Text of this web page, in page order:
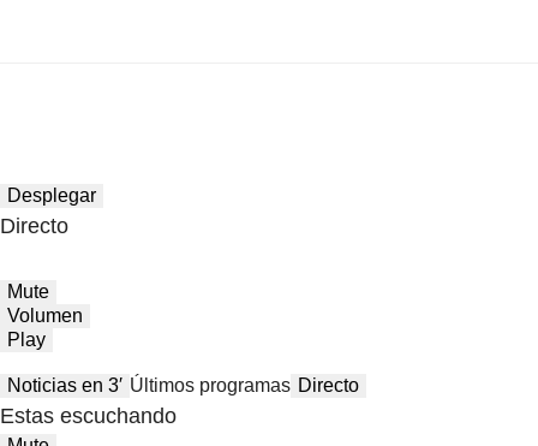
Desplegar
Directo
Mute
Volumen
Play
Noticias en 3′ Últimos programas Directo
Estas escuchando